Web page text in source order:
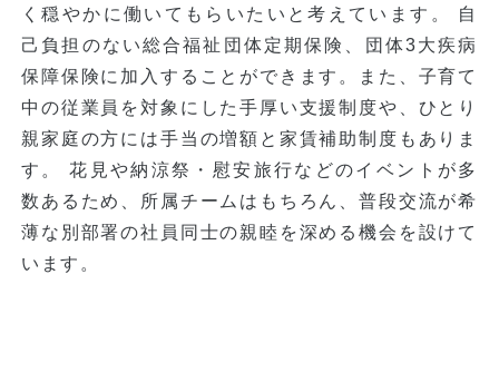
く穏やかに働いてもらいたいと考えています。 自
己負担のない総合福祉団体定期保険、団体3大疾病
保障保険に加入することができます。また、子育て
中の従業員を対象にした手厚い支援制度や、ひとり
親家庭の方には手当の増額と家賃補助制度もありま
す。 花見や納涼祭・慰安旅行などのイベントが多
数あるため、所属チームはもちろん、普段交流が希
薄な別部署の社員同士の親睦を深める機会を設けて
います。